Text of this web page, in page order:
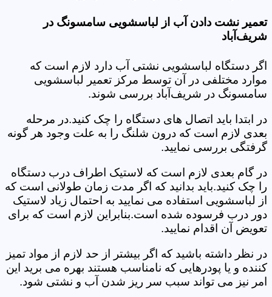
تعمیر نشت دادن آب از لباسشویی سامسونگ در
شریف‌آباد
اگر دستگاه لباسشویی نشتی آب دارد لازم است که
موارد مختلفی در آن توسط مرکز تعمیر لباسشویی
سامسونگ در شریف‌آباد بررسی شوند.
در ابتدا باید اتصال های دستگاه را چک کنید.در مرحله
بعدی لازم است که درون شلنگ را به علت وجود هر گونه
گرفتگی بررسی نمایید.
در گام بعدی لازم است که لاستیک اطراف درب دستگاه
را چک کنید.باید بدانید که اگر مدت زمان طولانی است که
از لباسشویی استفاده می نمایید به احتمال زیاد لاستیک
دور درب فرسوده شده است.بنابراین لازم است که برای
تعویض آن اقدام نمایید.
در نظر داشته باشید که اگر بیشتر از حد لازم از مواد تمیز
کننده و یا پودرهایی که نامناسب هستند بهره می برید این
امر نیز می تواند سبب سر ریز شدن آب و نشتی شود.